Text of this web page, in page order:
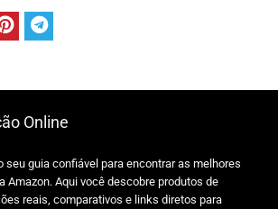
Online
seu guia confiável para encontrar as melhores
Amazon. Aqui você descobre produtos de
reais, comparativos e links diretos para